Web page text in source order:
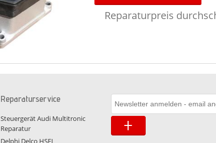
Reparaturpreis
Reparaturservice
Steuergerät Audi Multitronic
Reparatur
Delphi Delco HSFI